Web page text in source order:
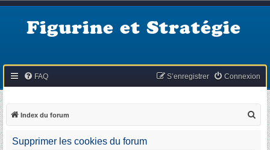
Figurine et Stratégie
FAQ Connexion
S’enregistrer
Index du forum
Supprimer les cookies du forum